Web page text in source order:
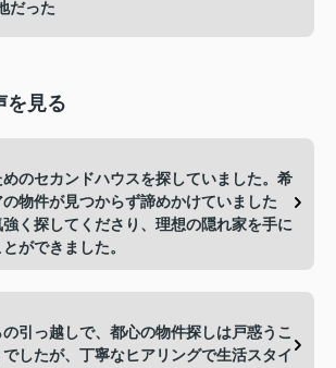
だった
を見る
めのセカンドハウスを探していました。希
物件が見つからず諦めかけていました
く探してくださり、理想の隠れ家を手に
ができました。
引っ越しで、都心の物件探しは戸惑うこ
でしたが、丁寧なヒアリングで生活スタイ